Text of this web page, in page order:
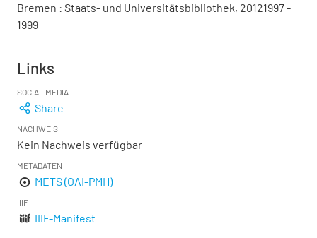
Bremen : Staats- und Universitätsbibliothek, 20121997 -
1999
Links
SOCIAL MEDIA
Share
NACHWEIS
Kein Nachweis verfügbar
METADATEN
METS (OAI-PMH)
IIIF
IIIF-Manifest